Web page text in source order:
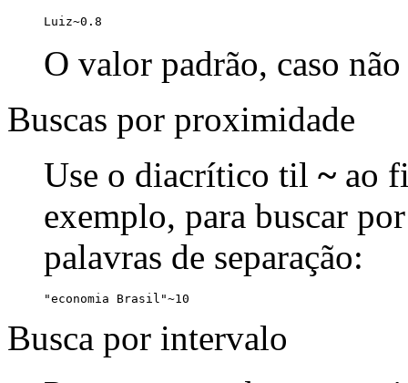
Luiz~0.8
O valor padrão, caso
Buscas por proximidade
Use o diacrítico til ~ ao
exemplo, para buscar
palavras de separação:
"economia Brasil"~10
Busca por intervalo